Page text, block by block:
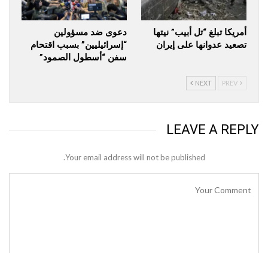
أمريكا تبلغ “تل أبيب” نيتها
تصعيد عدوانها على إيران
دعوى ضد مسؤولين
“إسرائيليين” بسبب اقتحام
سفن “أسطول الصمود”
NEXT
LEAVE A REPLY
Your email address will not be published.